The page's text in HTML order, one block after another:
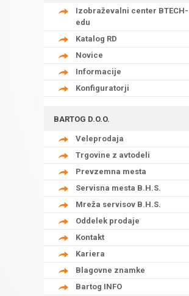
Izobraževalni center BTECH-
edu
Katalog RD
Novice
Informacije
Konfiguratorji
BARTOG D.O.O.
Veleprodaja
Trgovine z avtodeli
Prevzemna mesta
Servisna mesta B.H.S.
Mreža servisov B.H.S.
Oddelek prodaje
Kontakt
Kariera
Blagovne znamke
Bartog INFO